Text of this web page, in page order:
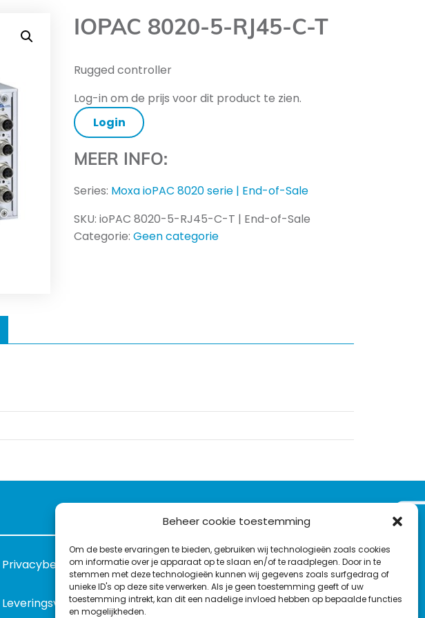
Beheer cookie toestemming
Om de beste ervaringen te bieden, gebruiken wij technologieën zoals cookies
om informatie over je apparaat op te slaan en/of te raadplegen. Door in te
stemmen met deze technologieën kunnen wij gegevens zoals surfgedrag of
unieke ID's op deze site verwerken. Als je geen toestemming geeft of uw
toestemming intrekt, kan dit een nadelige invloed hebben op bepaalde functies
en mogelijkheden.
IOPAC 8020-5-RJ45-C-T
Rugged controller
Log-in om de prijs voor dit product te zien.
Login
MEER INFO:
Series: Moxa ioPAC 8020 serie | End-of-Sale
SKU:ioPAC 8020-5-RJ45-C-T | End-of-Sale
Categorie:Geen categorie
Privacybeleid
Leveringsvoorwaarden
VOLG ONS OP:
L
i
nT
w
F
a
c
Y
o
u
C
o
n